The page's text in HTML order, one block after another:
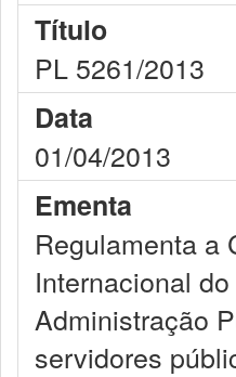
Título
PL 5261/2013
Data
01/04/2013
Ementa
Regulamenta a
Internacional
Administração
servidores